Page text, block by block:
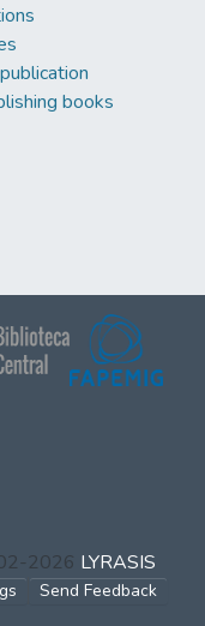
books
2026 LYRASIS
Send Feedback